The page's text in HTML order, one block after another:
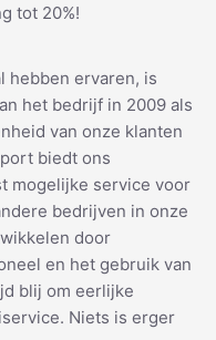
tot 20%!
hebben ervaren, is
het bedrijf in 2009 als
van onze klanten
biedt ons
mogelijke service voor
bedrijven in onze
door
en het gebruik van
blij om eerlijke
Niets is erger